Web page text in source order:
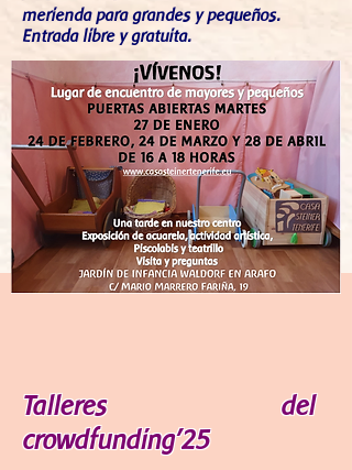
merienda para grandes y pequeños.
Entrada libre y gratuita.
Talleres del
crowdfunding'25